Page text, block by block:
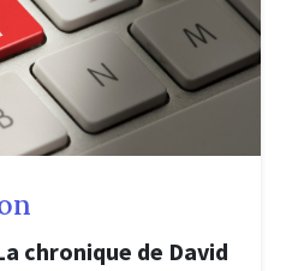
chronique de David